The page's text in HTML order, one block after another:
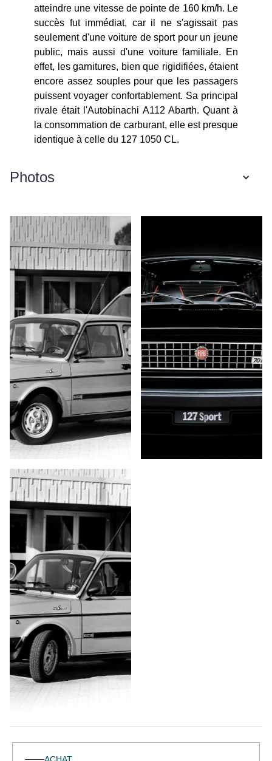
atteindre une vitesse de pointe de 160 km/h. Le
succès fut immédiat, car il ne s'agissait pas
seulement d'une voiture de sport pour un jeune
public, mais aussi d'une voiture familiale. En
effet, les garnitures, bien que rigidifiées, étaient
encore assez souples pour que les passagers
puissent voyager confortablement. Sa principal
rivale était l'Autobinachi A112 Abarth. Quant à
la consommation de carburant, elle est presque
identique à celle du 127 1050 CL.
Photos